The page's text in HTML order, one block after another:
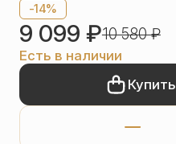
-14%
9 099 ₽10 580₽
Есть в наличии
Купить